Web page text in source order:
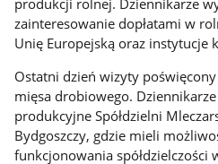
zainteresowanie dopłatami w
Unię Europejską oraz instytucje
Ostatni dzień wizyty
mięsa drobiowego.
produkcyjne Spółdzielni
Bydgoszczy, gdzie mieli
funkcjonowania spółdzielczości